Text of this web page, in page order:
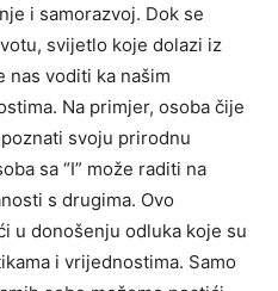
i samorazvoj. Dok se
svijetlo koje dolazi iz
nas voditi ka našim
Na primjer, osoba čije
svoju prirodnu
sa “I” može raditi na
s drugima. Ovo
u donošenju odluka koje su
i vrijednostima. Samo